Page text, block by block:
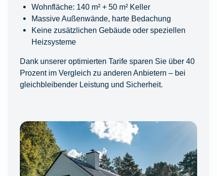
Wohnfläche: 140 m² + 50 m² Keller
Massive Außenwände, harte Bedachung
Keine zusätzlichen Gebäude oder speziellen
Heizsysteme
Dank unserer optimierten Tarife sparen Sie über 40
Prozent im Vergleich zu anderen Anbietern – bei
gleichbleibender Leistung und Sicherheit.